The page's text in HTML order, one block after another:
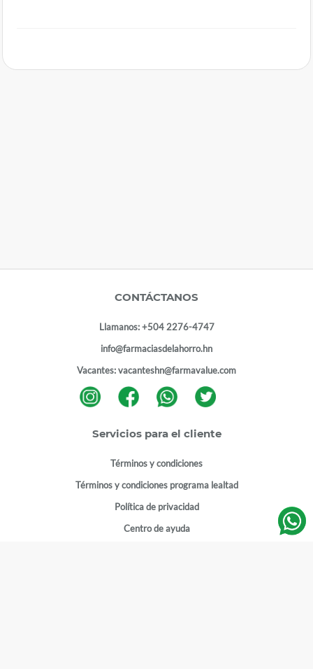
CONTÁCTANOS
Llamanos:+504 2276-4747
info@farmaciasdelahorro.hn
Vacantes:vacanteshn@farmavalue.com
Servicios para el cliente
Términos y condiciones
Términos y condiciones programa lealtad
Política de privacidad
Centro de ayuda